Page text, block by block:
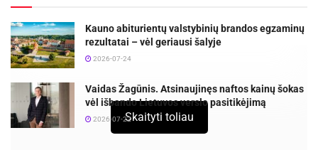
Kauno abiturientų valstybinių brandos egzaminų
rezultatai – vėl geriausi šalyje
2026-07-24
Vaidas Žagūnis. Atsinaujinęs naftos kainų šokas
vėl išbando Lietuvos verslo pasitikėjimą
2026-07-22Skaityti toliau